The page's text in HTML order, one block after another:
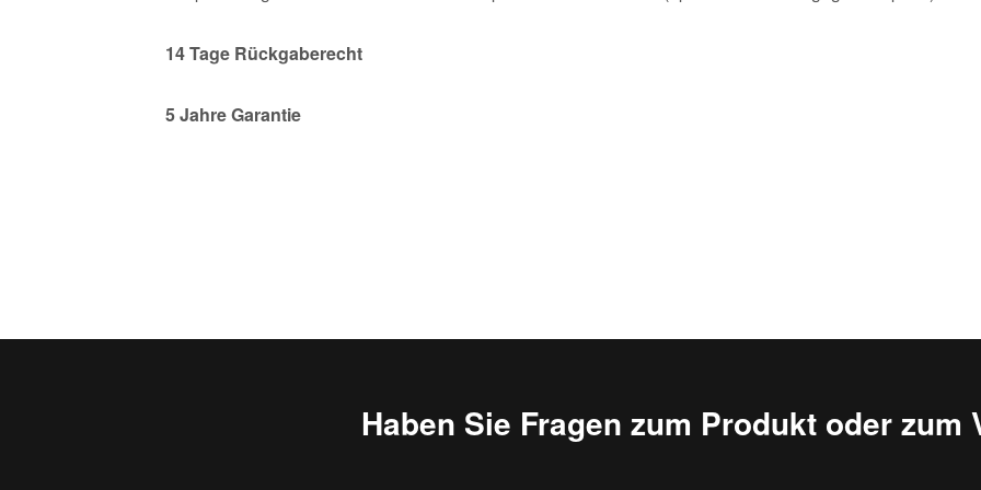
14Tage Rückgaberecht
5 Jahre Garantie
Haben Sie Fragen zum Produkt oder zum